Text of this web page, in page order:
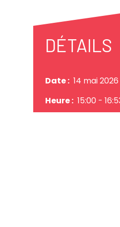
DÉTAILS
Date : 14 mai 2026
Heure : 15:00 -